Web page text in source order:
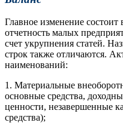
Главное изменение состоит
отчетность малых
счет укрупнения статей.
строк также отличаются.
наименований:
1. Материальные
основные средства,
ценности, незавершенные
средства);